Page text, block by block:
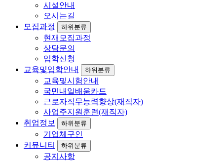
시설안내
오시는길
모집과정
하위분류
현재모집과정
상담문의
입학신청
교육및입학안내
하위분류
교육및시험안내
국민내일배움카드
근로자직무능력향상(재직자)
사업주지원훈련(재직자)
취업정보
하위분류
기업체구인
커뮤니티
하위분류
공지사항